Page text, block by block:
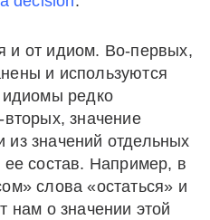
и от идиом. Во-первых,
и используются
идиомы редко
значение
значений отдельных
состав. Например, в
слова «остаться» и
нам о значении этой